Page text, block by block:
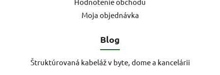
Moja objednávka
Blog
Štruktúrovaná kabeláž v byte, dome a kancelárii